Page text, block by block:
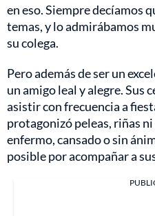
en eso. Siempre decíamos
temas, y lo admirábamos
su colega.
Pero además de ser un
un amigo leal y alegre. Sus
asistir con frecuencia a
protagonizó peleas, riñas
enfermo, cansado o sin
posible por acompañar a